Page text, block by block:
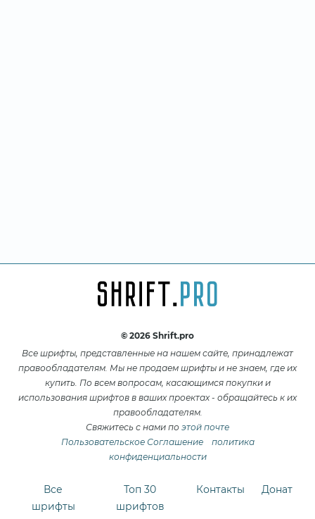
© 2026 Shrift.pro
Все шрифты, представленные на нашем сайте, принадлежат
правообладателям. Мы не продаем шрифты и не знаем, где их
купить. По всем вопросам, касающимся покупки и
использования шрифтов в ваших проектах - обращайтесь к их
правообладателям.
Свяжитесь с нами по этой почте
Пользовательское Соглашение
политика
конфиденциальности
Все
шрифты
Топ 30
шрифтов
Контакты Донат